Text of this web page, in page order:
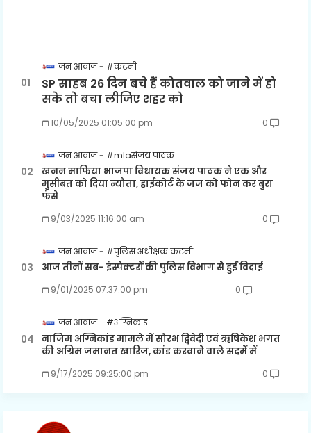
जन आवाज #कटनी
SP साहब 26 दिन बचे हैं कोतवाल को जाने में हो
सके तो बचा लीजिए शहर को
10/05/2025 01:05:00 pm 0
जन आवाज #mlaसंजय पाठक
खनन माफिया भाजपा विधायक संजय पाठक ने एक और
मुसीबत को दिया न्यौता, हाईकोर्ट के जज को फोन कर बुरा
फंसे
9/03/2025 11:16:00 am 0
जन आवाज #पुलिस अधीक्षक कटनी
आज तीनों सब- इंस्पेक्टरों की पुलिस विभाग से हुई विदाई
9/01/2025 07:37:00 pm 0
जन आवाज #अग्निकांड
नाजिम अग्निकांड मामले में सौरभ द्विवेदी एवं ऋषिकेश भगत
की अग्रिम जमानत खारिज, कांड करवाने वाले सदमें में
9/17/2025 09:25:00 pm 0